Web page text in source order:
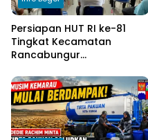
Persiapan HUT RI ke-81
Tingkat Kecamatan
Rancabungur
Cimulang, Libatkan Seluruh
Elemen Masyarakat